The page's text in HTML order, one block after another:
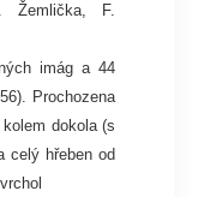
Žemlička, F.
imág a 44
Prochozena
dokola (s
celý hřeben od